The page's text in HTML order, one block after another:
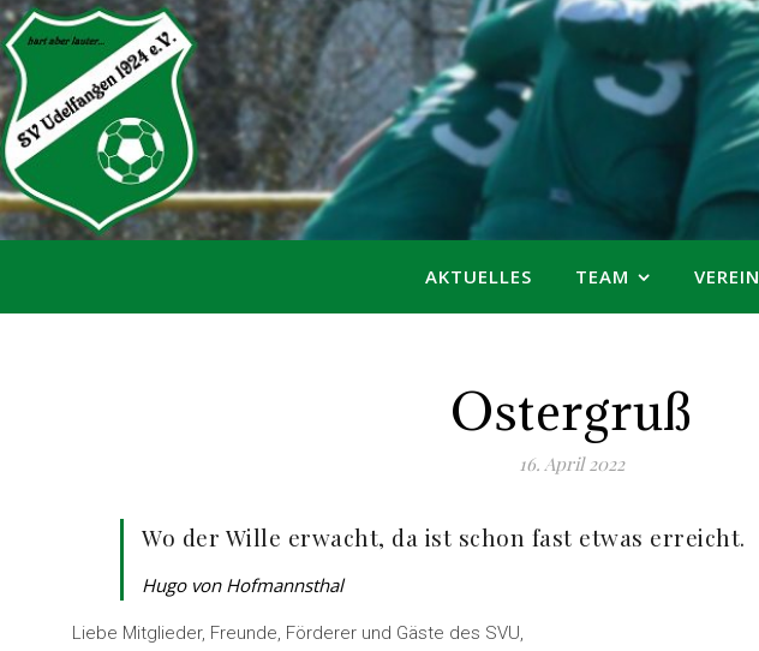
AKTUELLES TEAM VEREIN
Ostergruß
16. April 2022
Wo der Wille erwacht, da ist schon fast etwas erreicht.
Hugo von Hofmannsthal
Liebe Mitglieder, Freunde, Förderer und Gäste des SVU,